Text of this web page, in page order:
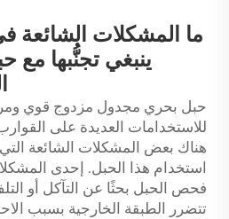
ما المشكلات الشائعة
ينبغي تجنُّبها مع
حبل بحري مجدول مزدوج قوي
للاستخدامات العديدة على
هناك بعض المشكلات الشائعة
استخدام هذا الحبل. إحدى
فحص الحبل بحثًا عن التآكل أو
تتضرر الطبقة الخارجية بسبب